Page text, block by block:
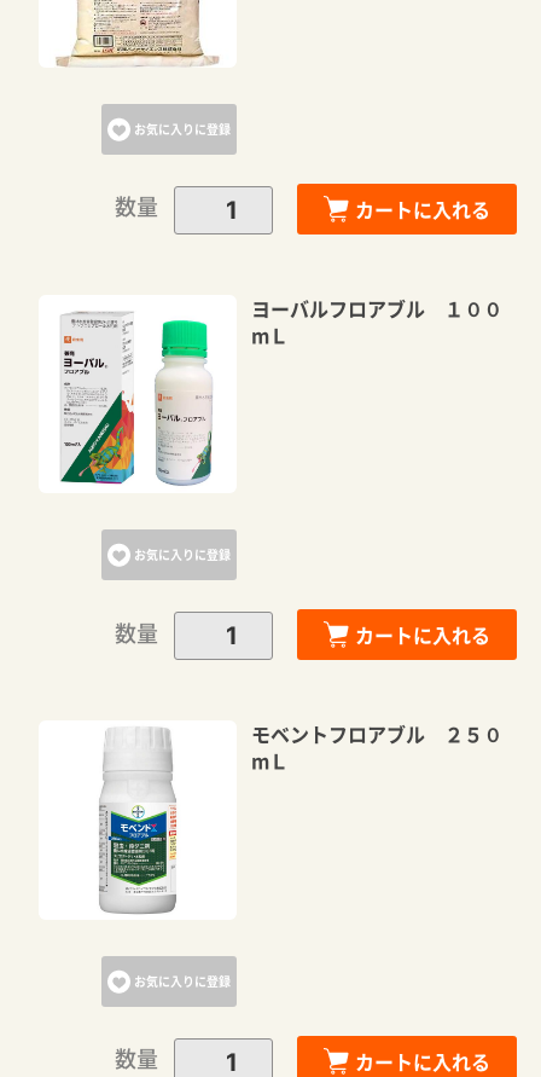
お気に入りに登録
数量 カートに入れる
お気に入りに登録
ヨーバルフロアブル １００
mＬ
数量 カートに入れる
お気に入りに登録
モベントフロアブル ２５０
mＬ
数量 カートに入れる